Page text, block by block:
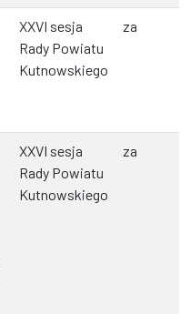
XXVI sesja
Rady Powiatu
Kutnowskiego
za
XXVI sesja
Rady Powiatu
Kutnowskiego
za